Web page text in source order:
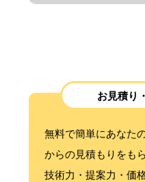
お見積り
無料で簡単にあなた
からの見積もりをも
技術力・提案力・価